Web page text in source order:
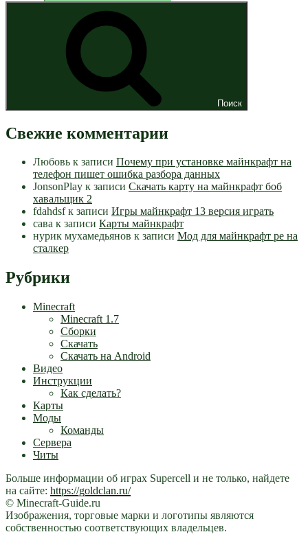
Поиск
Свежие комментарии
Любовь к записи Почему при установке майнкрафт на
телефон пишет ошибка разбора данных
JonsonPlay к записи Скачать карту на майнкрафт боб
хавальщик 2
fdahdsfк записи Игры майнкрафт 13 версия играть
сава к записи Карты майнкрафт
нурик мухамедьянов к записи Мод для майнкрафт pe на
сталкер
Рубрики
Minecraft
Minecraft 1.7
Сборки
Скачать
Скачать на Android
Видео
Инструкции
Как сделать?
Карты
Моды
Команды
Сервера
Читы
Больше информации об играх Supercell и не только, найдете
на сайте: https://goldclan.ru/
© Minecraft-Guide.ru
Изображения, торговые марки и логотипы являются
собственностью соответствующих владельцев.